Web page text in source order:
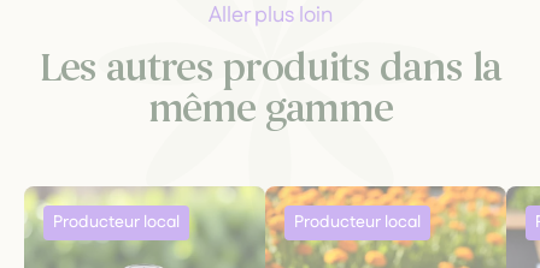
Aller plus loin
Les autres produits dans la
même gamme